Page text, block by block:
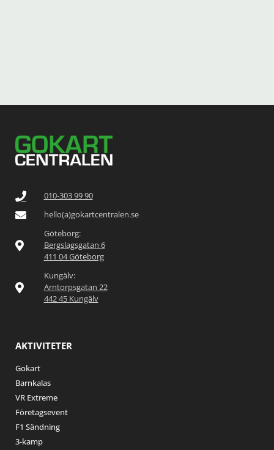
010-303 99 90
hello(a)gokartcentralen.se
Göteborg:
Bergslagsgatan 6
411 04 Göteborg
Kungälv:
Arntorpsgatan 22
442 45 Kungälv
AKTIVITETER
Gokart
Barnkalas
VR Extreme
Företagsevent
F1 Sändning
3-kamp